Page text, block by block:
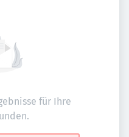
für Ihre